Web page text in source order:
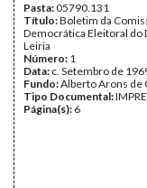
Pasta:05790.131
Título:Boletim da
Democrática Eleitoral do
Leiria
Número: 1
Data: c. Setembro de
Fundo:Alberto Arons de
Tipo Documental:
Página(s): 6